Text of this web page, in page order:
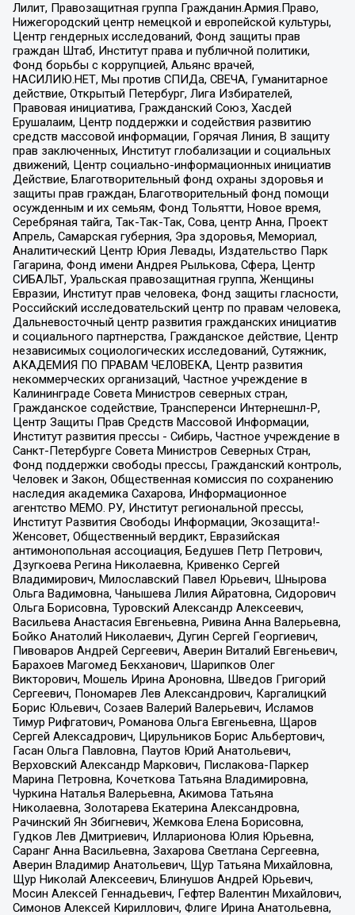
Лилит, Правозащитная группа Гражданин.Армия.Право,
Нижегородский центр немецкой и европейской культуры,
Центр гендерных исследований, Фонд защиты прав
граждан Штаб, Институт права и публичной политики,
Фонд борьбы с коррупцией, Альянс врачей,
НАСИЛИЮ.НЕТ, Мы против СПИДа, СВЕЧА, Гуманитарное
действие, Открытый Петербург, Лига Избирателей,
Правовая инициатива, Гражданский Союз, Хасдей
Ерушалаим, Центр поддержки и содействия развитию
средств массовой информации, Горячая Линия, В защиту
прав заключенных, Институт глобализации и социальных
движений, Центр социально-информационных инициатив
Действие, Благотворительный фонд охраны здоровья и
защиты прав граждан, Благотворительный фонд помощи
осужденным и их семьям, Фонд Тольятти, Новое время,
Серебряная тайга, Так-Так-Так, Сова, центр Анна, Проект
Апрель, Самарская губерния, Эра здоровья, Мемориал,
Аналитический Центр Юрия Левады, Издательство Парк
Гагарина, Фонд имени Андрея Рылькова, Сфера, Центр
СИБАЛЬТ, Уральская правозащитная группа, Женщины
Евразии, Институт прав человека, Фонд защиты гласности,
Российский исследовательский центр по правам человека,
Дальневосточный центр развития гражданских инициатив
и социального партнерства, Гражданское действие, Центр
независимых социологических исследований, Сутяжник,
АКАДЕМИЯ ПО ПРАВАМ ЧЕЛОВЕКА, Центр развития
некоммерческих организаций, Частное учреждение в
Калининграде Совета Министров северных стран,
Гражданское содействие, Трансперенси Интернешнл-Р,
Центр Защиты Прав Средств Массовой Информации,
Институт развития прессы - Сибирь, Частное учреждение в
Санкт-Петербурге Совета Министров Северных Стран,
Фонд поддержки свободы прессы, Гражданский контроль,
Человек и Закон, Общественная комиссия по сохранению
наследия академика Сахарова, Информационное
агентство МЕМО. РУ, Институт региональной прессы,
Институт Развития Свободы Информации, Экозащита!-
Женсовет, Общественный вердикт, Евразийская
антимонопольная ассоциация, Бедушев Петр Петрович,
Дзугкоева Регина Николаевна, Кривенко Сергей
Владимирович, Милославский Павел Юрьевич, Шнырова
Ольга Вадимовна, Чанышева Лилия Айратовна, Сидорович
Ольга Борисовна, Туровский Александр Алексеевич,
Васильева Анастасия Евгеньевна, Ривина Анна Валерьевна,
Бойко Анатолий Николаевич, Дугин Сергей Георгиевич,
Пивоваров Андрей Сергеевич, Аверин Виталий Евгеньевич,
Барахоев Магомед Бекханович, Шарипков Олег
Викторович, Мошель Ирина Ароновна, Шведов Григорий
Сергеевич, Пономарев Лев Александрович, Каргалицкий
Борис Юльевич, Созаев Валерий Валерьевич, Исламов
Тимур Рифгатович, Романова Ольга Евгеньевна, Щаров
Сергей Алексадрович, Цирульников Борис Альбертович,
Гасан Ольга Павловна, Паутов Юрий Анатольевич,
Верховский Александр Маркович, Пислакова-Паркер
Марина Петровна, Кочеткова Татьяна Владимировна,
Чуркина Наталья Валерьевна, Акимова Татьяна
Николаевна, Золотарева Екатерина Александровна,
Рачинский Ян Збигневич, Жемкова Елена Борисовна,
Гудков Лев Дмитриевич, Илларионова Юлия Юрьевна,
Саранг Анна Васильевна, Захарова Светлана Сергеевна,
Аверин Владимир Анатольевич, Щур Татьяна Михайловна,
Щур Николай Алексеевич, Блинушов Андрей Юрьевич,
Мосин Алексей Геннадьевич, Гефтер Валентин Михайлович,
Симонов Алексей Кириллович, Флиге Ирина Анатольевна,